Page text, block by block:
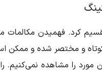
کرد. فهمیدن
و مختصر شده و ممکن
را مشاهده نمی‌کنیم.